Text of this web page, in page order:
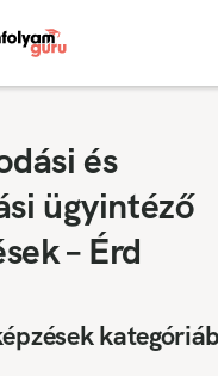
és
ügyintéző
– Érd